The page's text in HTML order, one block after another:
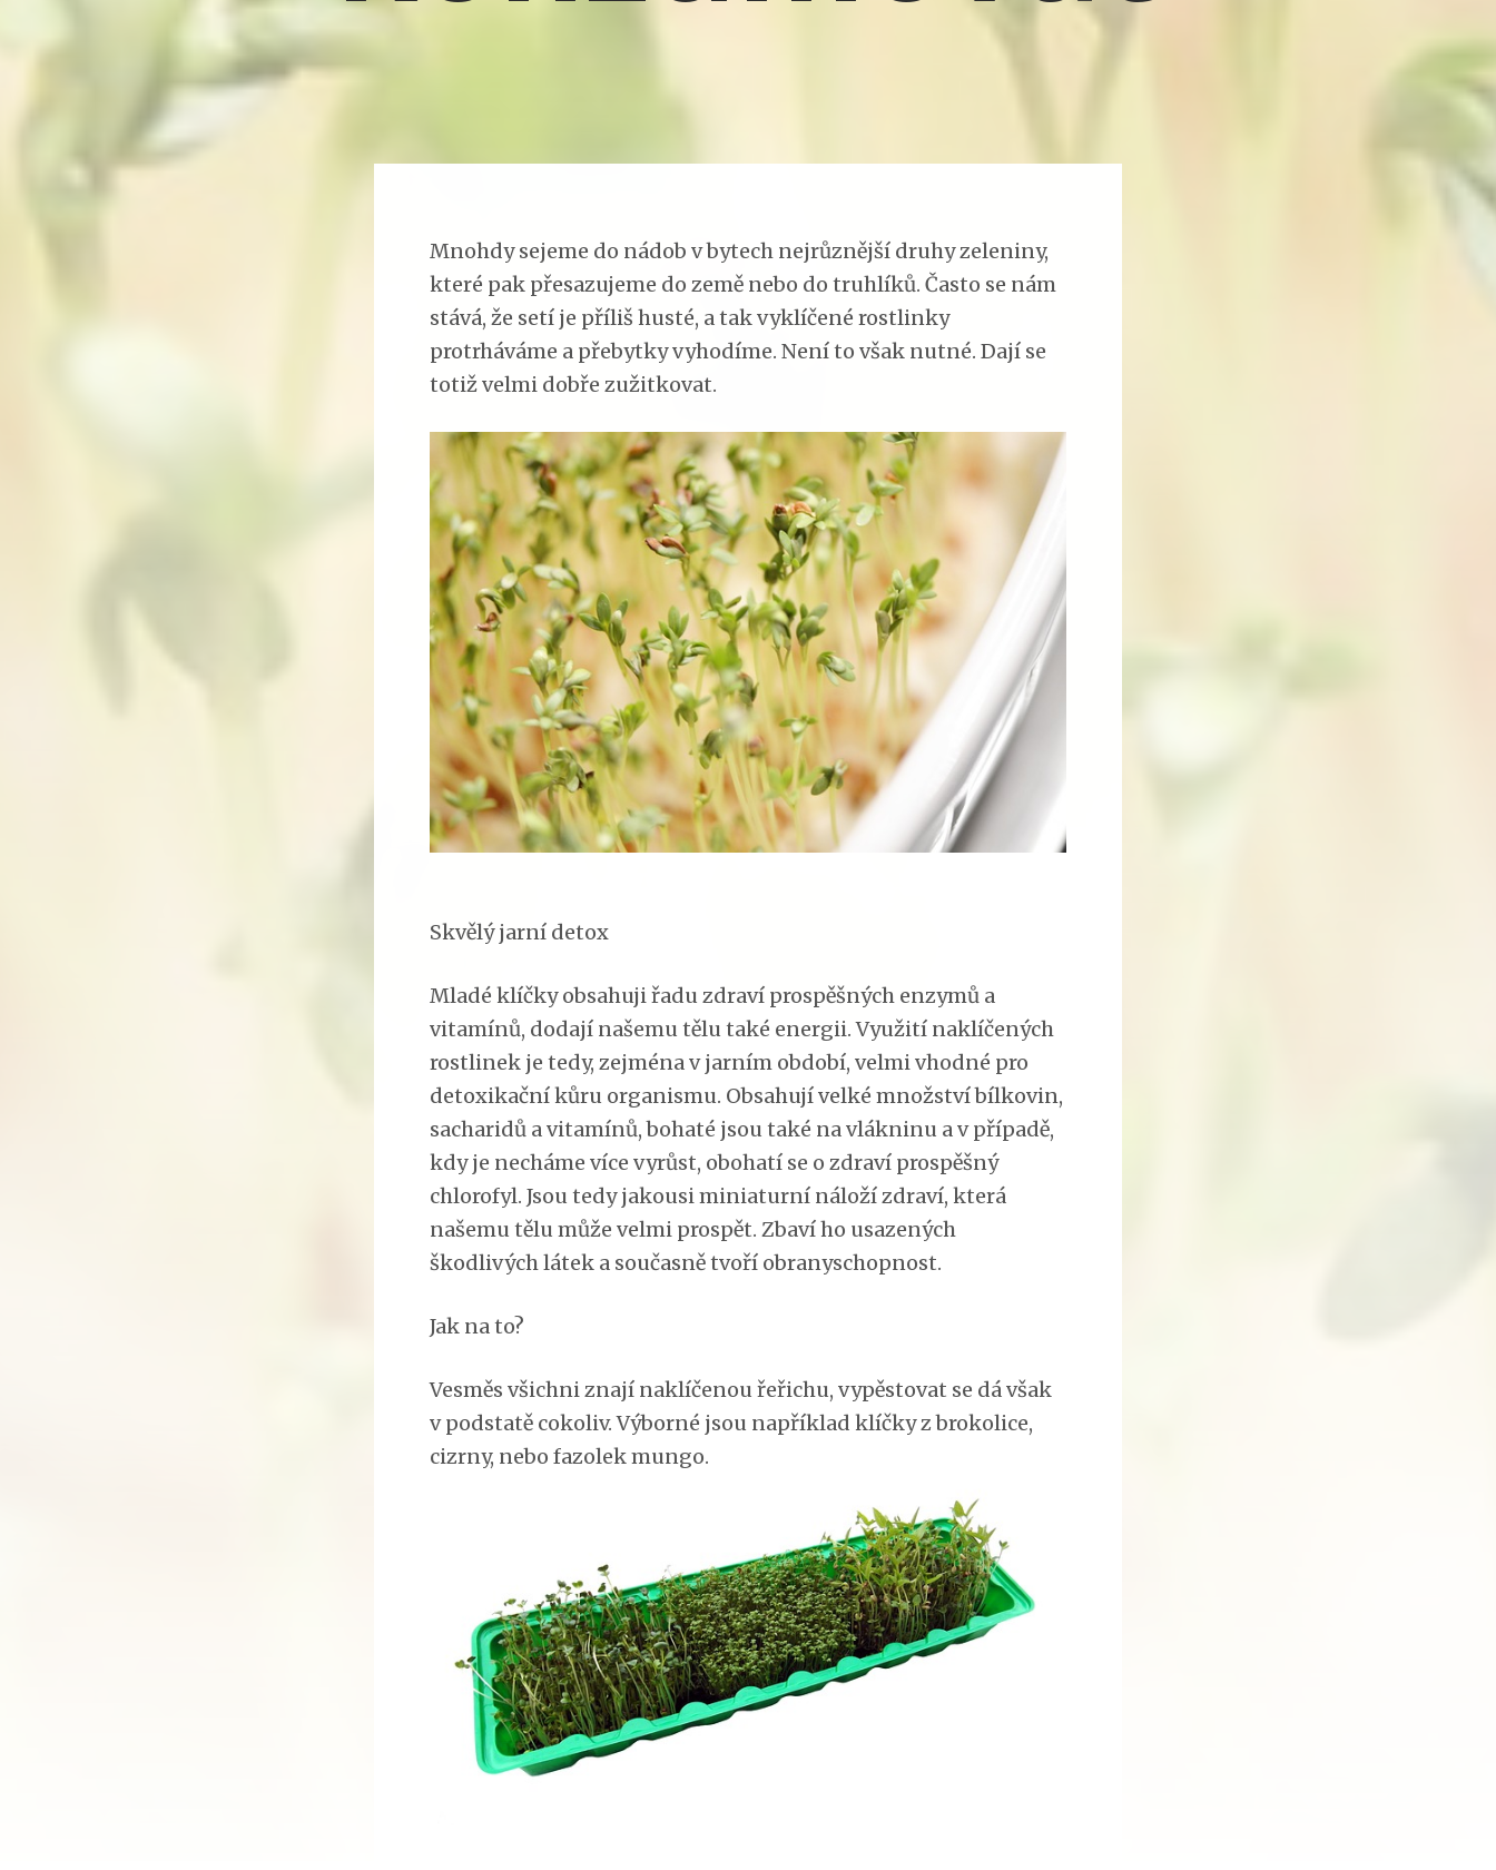
Mnohdy sejeme do nádob v bytech nejrůznější druhy zeleniny,
které pak přesazujeme do země nebo do truhlíků. Často se nám
stává, že setí je příliš husté, a tak vyklíčené rostlinky
protrháváme a přebytky vyhodíme. Není to však nutné. Dají se
totiž velmi dobře zužitkovat.
Skvělý jarní detox
Mladé klíčky obsahuji řadu zdraví prospěšných enzymů a
vitamínů, dodají našemu tělu také energii. Využití naklíčených
rostlinek je tedy, zejména v jarním období, velmi vhodné pro
detoxikační kůru organismu. Obsahují velké množství bílkovin,
sacharidů a vitamínů, bohaté jsou také na vlákninu a v případě,
kdy je necháme více vyrůst, obohatí se o zdraví prospěšný
chlorofyl. Jsou tedy jakousi miniaturní náloží zdraví, která
našemu tělu může velmi prospět. Zbaví ho usazených
škodlivých látek a současně tvoří obranyschopnost.
Jak na to?
Vesměs všichni znají naklíčenou řeřichu, vypěstovat se dá však
v podstatě cokoliv. Výborné jsou například klíčky z brokolice,
cizrny, nebo fazolek mungo.